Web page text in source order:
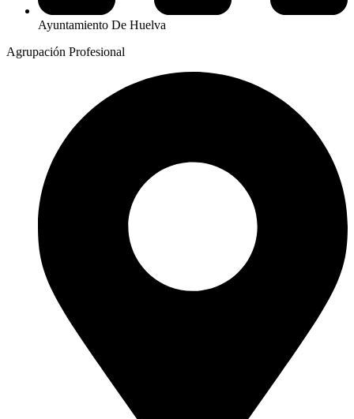
Ayuntamiento De Huelva
Agrupación Profesional